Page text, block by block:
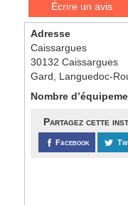
Écrire un avis
Adresse
Caissargues
30132 Caissargues
Gard, Languedoc-
Nombre
Partagez cette
Facebook